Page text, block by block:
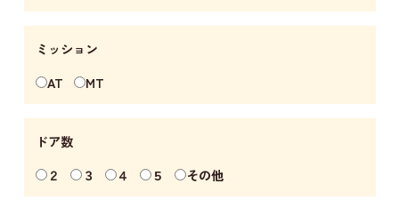
ミッション
AT
MT
ドア数
２
３ ４ ５ その他